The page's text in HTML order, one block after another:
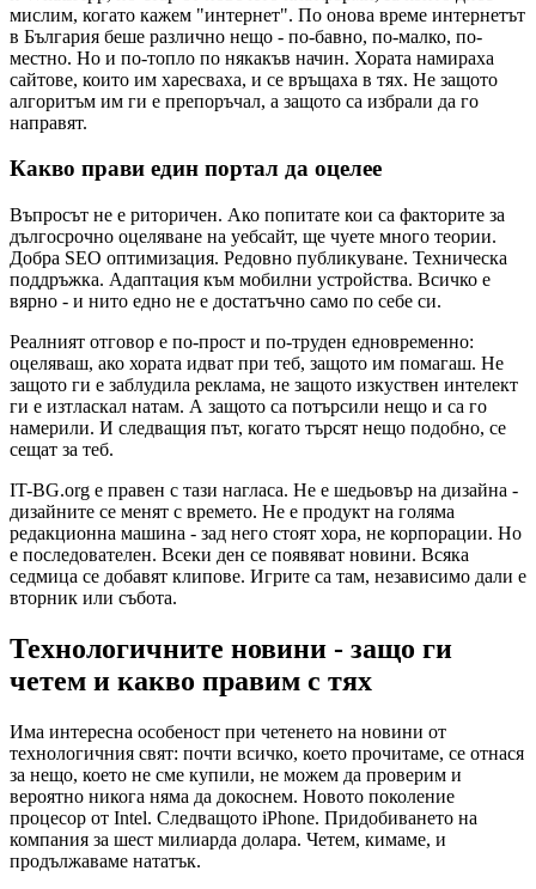
мислим, когато кажем "интернет". По онова време интернетът
в България беше различно нещо - по-бавно, по-малко, по-
местно. Но и по-топло по някакъв начин. Хората намираха
сайтове, които им харесваха, и се връщаха в тях. Не защото
алгоритъм им ги е препоръчал, а защото са избрали да го
направят.
Какво прави един портал да оцелее
Въпросът не е риторичен. Ако попитате кои са факторите за
дългосрочно оцеляване на уебсайт, ще чуете много теории.
Добра SEO оптимизация. Редовно публикуване. Техническа
поддръжка. Адаптация към мобилни устройства. Всичко е
вярно - и нито едно не е достатъчно само по себе си.
Реалният отговор е по-прост и по-труден едновременно:
оцеляваш, ако хората идват при теб, защото им помагаш. Не
защото ги е заблудила реклама, не защото изкуствен интелект
ги е изтласкал натам. А защото са потърсили нещо и са го
намерили. И следващия път, когато търсят нещо подобно, се
сещат за теб.
IT-BG.org е правен с тази нагласа. Не е шедьовър на дизайна -
дизайните се менят с времето. Не е продукт на голяма
редакционна машина - зад него стоят хора, не корпорации. Но
е последователен. Всеки ден се появяват новини. Всяка
седмица се добавят клипове. Игрите са там, независимо дали е
вторник или събота.
Технологичните новини - защо ги
четем и какво правим с тях
Има интересна особеност при четенето на новини от
технологичния свят: почти всичко, което прочитаме, се отнася
за нещо, което не сме купили, не можем да проверим и
вероятно никога няма да докоснем. Новото поколение
процесор от Intel. Следващото iPhone. Придобиването на
компания за шест милиарда долара. Четем, кимаме, и
продължаваме нататък.